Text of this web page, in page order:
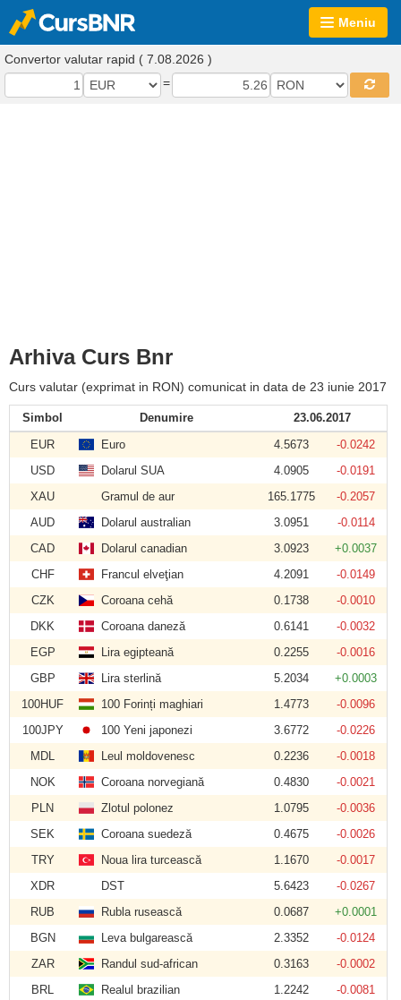
Meniu
Convertor valutar rapid ( 7.08.2026 )
=
Arhiva Curs Bnr
Curs valutar (exprimat in RON) comunicat in data de 23 iunie 2017
Simbol Denumire
23.06.2017
EUR
Euro 4.5673
-0.0242
USD
Dolarul SUA 4.0905
-0.0191
XAU
Gramul de aur 165.1775
-0.2057
AUD
Dolarul australian 3.0951
-0.0114
CAD
Dolarul canadian 3.0923
+0.0037
CHF
Francul elveţian 4.2091
-0.0149
CZK
Coroana cehă 0.1738
-0.0010
DKK
Coroana daneză 0.6141
-0.0032
EGP
Lira egipteană 0.2255
-0.0016
GBP
Lira sterlină 5.2034
+0.0003
100HUF
100 Forinți maghiari 1.4773
-0.0096
100JPY
100 Yeni japonezi 3.6772
-0.0226
MDL
Leul moldovenesc 0.2236
-0.0018
NOK
Coroana norvegiană 0.4830
-0.0021
PLN
Zlotul polonez 1.0795
-0.0036
SEK
Coroana suedeză 0.4675
-0.0026
TRY
Noua lira turcească 1.1670
-0.0017
XDR
DST 5.6423
-0.0267
RUB
Rubla rusească 0.0687
+0.0001
BGN
Leva bulgarească 2.3352
-0.0124
ZAR
Randul sud-african 0.3163
-0.0002
BRL
Realul brazilian 1.2242
-0.0081